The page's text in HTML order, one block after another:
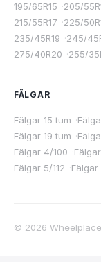
195/65R15 ·205/
215/55R17 ·225/
235/45R19 ·245/
275/40R20 ·255/
FÄLGAR
Fälgar 15 tum ·
Fälgar 19 tum ·
Fälgar 4/100 ·
Fälgar 5/112 ·Fälgar
© 2026